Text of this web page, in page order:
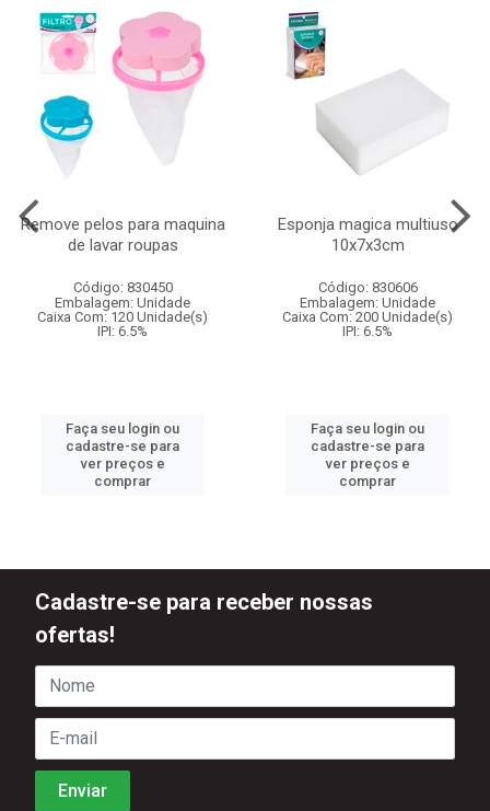
Remove pelos para maquina
de lavar roupas
Código: 830450
Embalagem: Unidade
Caixa Com: 120 Unidade(s)
IPI: 6.5%
Faça seu login ou
cadastre-se para
ver preços e
comprar
Esponja magica multiuso
10x7x3cm
Código: 830606
Embalagem: Unidade
Caixa Com: 200 Unidade(s)
IPI: 6.5%
Faça seu login ou
cadastre-se para
ver preços e
comprar
Cadastre-se para receber nossas
ofertas!